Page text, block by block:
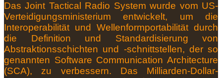
Das Joint Tactical Radio System wurde vom US-
Verteidigungsministerium entwickelt, um die
Interoperabilität und Wellenformportabilität durch
die Definition und Standardisierung von
Abstraktionsschichten und -schnittstellen, der so
genannten Software Communication Architecture
(SCA), zu verbessern. Das Milliarden-Dollar-